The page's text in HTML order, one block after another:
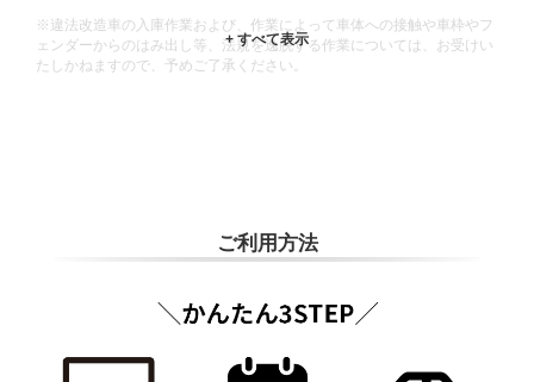
※違法改造車の入庫作業および、作業によって車体への接触や車枠やフ
ェンダーからのはみ出し等、法規を逸脱する作業については、お受けい
たしかねますので、予めご了承ください。
ご利用方法